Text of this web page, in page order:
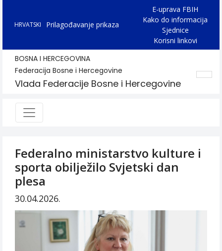
HRVATSKI Prilagođavanje prikaza
E-uprava FBIH
Kako do informacija
Sjednice
Korisni linkovi
BOSNA I HERCEGOVINA
Federacija Bosne i Hercegovine
Vlada Federacije Bosne i Hercegovine
Federalno ministarstvo kulture i
sporta obilježilo Svjetski dan
plesa
30.04.2026.